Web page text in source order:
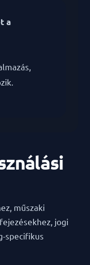
a
műszaki
jogi
specifikus